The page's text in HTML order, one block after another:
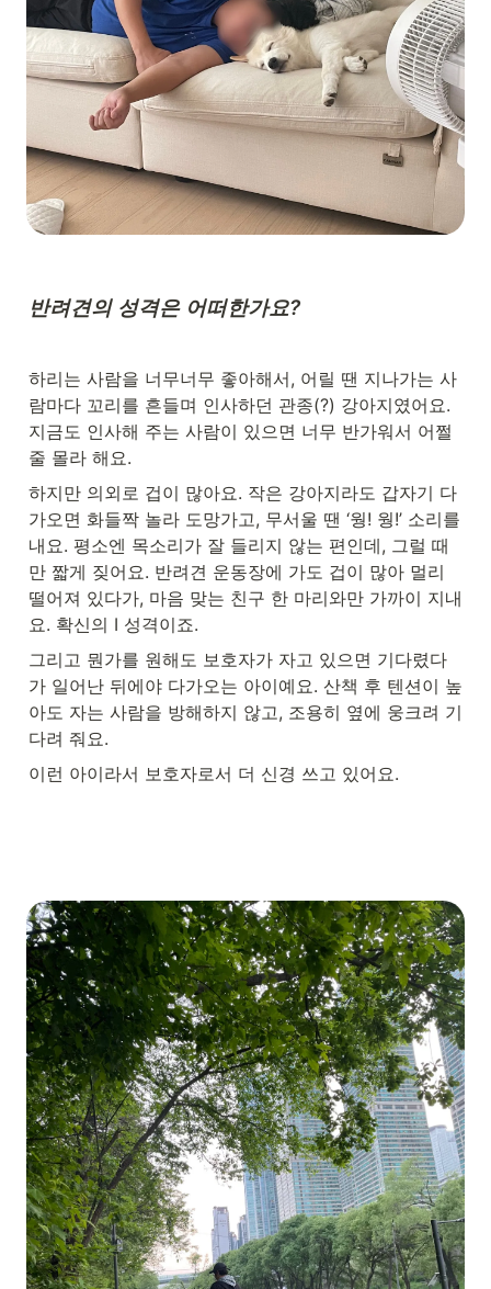
반려견의 성격은 어떠한가요?
하리는 사람을 너무너무 좋아해서, 어릴 땐 지나가는 사
람마다 꼬리를 흔들며 인사하던 관종(?) 강아지였어요.
지금도 인사해 주는 사람이 있으면 너무 반가워서 어쩔
줄 몰라 해요.
하지만 의외로 겁이 많아요. 작은 강아지라도 갑자기 다
가오면 화들짝 놀라 도망가고, 무서울 땐 ‘웡! 웡!’ 소리를
내요. 평소엔 목소리가 잘 들리지 않는 편인데, 그럴 때
만 짧게 짖어요. 반려견 운동장에 가도 겁이 많아 멀리
떨어져 있다가, 마음 맞는 친구 한 마리와만 가까이 지내
요. 확신의 I 성격이죠.
그리고 뭔가를 원해도 보호자가 자고 있으면 기다렸다
가 일어난 뒤에야 다가오는 아이예요. 산책 후 텐션이 높
아도 자는 사람을 방해하지 않고, 조용히 옆에 웅크려 기
다려 줘요.
이런 아이라서 보호자로서 더 신경 쓰고 있어요.